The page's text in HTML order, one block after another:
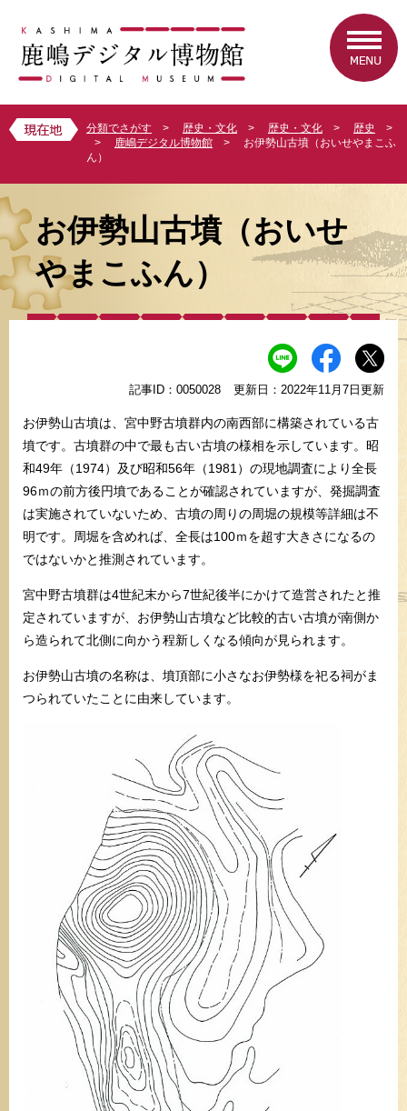
頭
で
飛
ば
本
文
へ
分類でさがす > 歴史・文化 > 歴史・文化 > 歴史
>
>
鹿嶋デジタル博物館 >
お伊勢山古墳（おいせやまこふ
ん）
文
お伊勢山古墳（おいせ
やまこふん）
記事ID：0050028 更新日：2022年11月7日更新
お伊勢山古墳は、宮中野古墳群内の南西部に構築されている古
墳です。古墳群の中で最も古い古墳の様相を示しています。昭
和49年（1974）及び昭和56年（1981）の現地調査により全長
96ｍの前方後円墳であることが確認されていますが、発掘調査
は実施されていないため、古墳の周りの周堀の規模等詳細は不
明です。周堀を含めれば、全長は100ｍを超す大きさになるの
ではないかと推測されています。
宮中野古墳群は4世紀末から7世紀後半にかけて造営されたと推
定されていますが、お伊勢山古墳など比較的古い古墳が南側か
ら造られて北側に向かう程新しくなる傾向が見られます。
お伊勢山古墳の名称は、墳頂部に小さなお伊勢様を祀る祠がま
つられていたことに由来しています。